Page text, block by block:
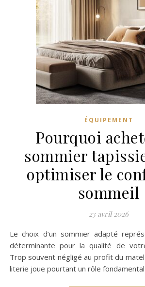
ÉQUIPEMENT
Pourquoi
sommier
optimiser le
sommeil
23 avril 2026
Le choix d’un sommier adapté représente une décision
déterminante pour la qualité de
Trop souvent négligé au profit du
literie joue pourtant un rôle